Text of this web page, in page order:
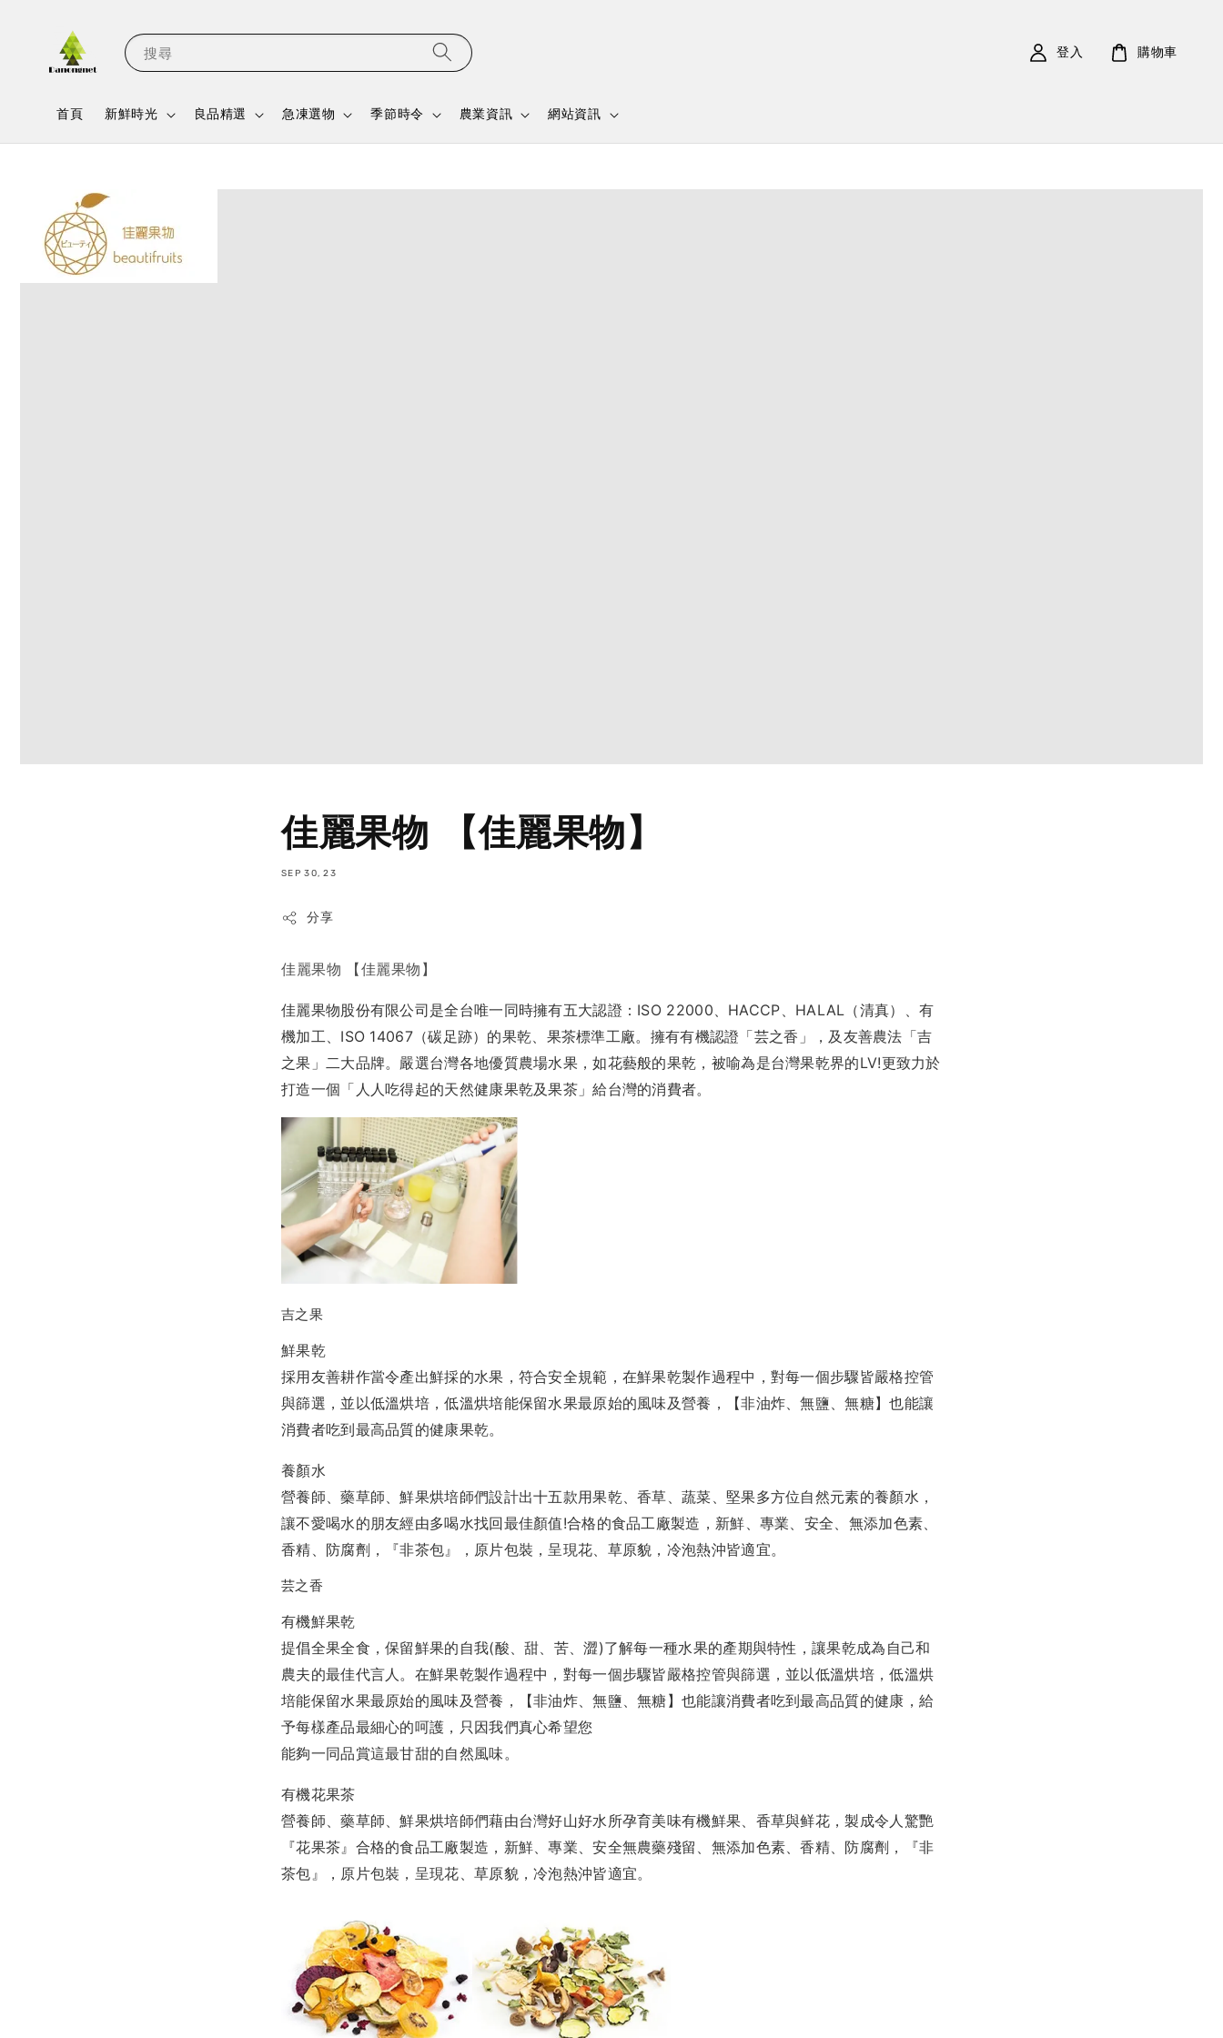
搜尋
首頁 新鮮時光 良品精選 急凍選物 季節時令 農業資訊 網站資訊
登入 購物車
佳麗果物 【佳麗果物】
SEP 30, 23
分享
佳麗果物 【佳麗果物】
佳麗果物股份有限公司是全台唯一同時擁有五大認證：ISO 22000、HACCP、HALAL（清真）、有
機加工、ISO 14067（碳足跡）的果乾、果茶標準工廠。擁有有機認證「芸之香」，及友善農法「吉
之果」二大品牌。嚴選台灣各地優質農場水果，如花藝般的果乾，被喻為是台灣果乾界的LV!更致力於
打造一個「人人吃得起的天然健康果乾及果茶」給台灣的消費者。
吉之果
鮮果乾
採用友善耕作當令產出鮮採的水果，符合安全規範，在鮮果乾製作過程中，對每一個步驟皆嚴格控管
與篩選，並以低溫烘培，低溫烘培能保留水果最原始的風味及營養，【非油炸、無鹽、無糖】也能讓
消費者吃到最高品質的健康果乾。
養顏水
營養師、藥草師、鮮果烘培師們設計出十五款用果乾、香草、蔬菜、堅果多方位自然元素的養顏水，
讓不愛喝水的朋友經由多喝水找回最佳顏值!合格的食品工廠製造，新鮮、專業、安全、無添加色素、
香精、防腐劑，『非茶包』，原片包裝，呈現花、草原貌，冷泡熱沖皆適宜。
芸之香
有機鮮果乾
提倡全果全食，保留鮮果的自我(酸、甜、苦、澀)了解每一種水果的產期與特性，讓果乾成為自己和
農夫的最佳代言人。在鮮果乾製作過程中，對每一個步驟皆嚴格控管與篩選，並以低溫烘培，低溫烘
培能保留水果最原始的風味及營養，【非油炸、無鹽、無糖】也能讓消費者吃到最高品質的健康，給
予每樣產品最細心的呵護，只因我們真心希望您
能夠一同品賞這最甘甜的自然風味。
有機花果茶
營養師、藥草師、鮮果烘培師們藉由台灣好山好水所孕育美味有機鮮果、香草與鲜花，製成令人驚艷
『花果茶』合格的食品工廠製造，新鮮、專業、安全無農藥殘留、無添加色素、香精、防腐劑，『非
茶包』，原片包裝，呈現花、草原貌，冷泡熱沖皆適宜。